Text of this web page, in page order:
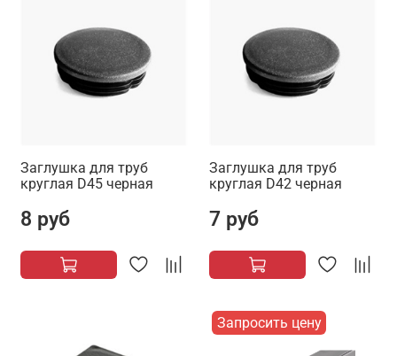
Заглушка для труб
круглая D45 черная
8 руб
Заглушка для труб
круглая D42 черная
7 руб
Запросить цену